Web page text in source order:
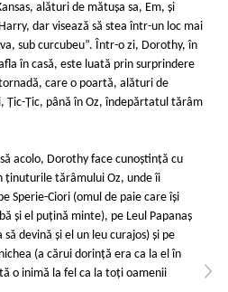
alături de mătuşa sa, Em, şi
dar visează să stea într-un loc mai
sub curcubeu”. Într-o zi, Dorothy, în
în casă, este luată prin surprindere
care o poartă, alături de
Țic-Țic, până în Oz, îndepărtatul tărâm
acolo, Dorothy face cunoştinţă cu
ţinuturile tărâmului Oz, unde îi
Sperie-Ciori (omul de paie care îşi
şi el puţină minte), pe Leul Papanaș
să devină şi el un leu curajos) şi pe
(a cărui dorinţă era ca la el în
o inimă la fel ca la toţi oamenii